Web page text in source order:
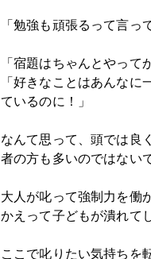
「勉強も頑張るって言っ
「宿題はちゃんとやって
「好きなことはあんな
ているのに！」
なんて思って、頭では良
者の方も多いのではない
大人が叱って強制力を働
かえって子どもが潰れて
ここで叱りたい気持ちを